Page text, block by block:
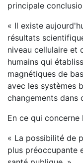
principale
« Il existe
résultats
niveau cellulaire et
humains qui
magnétiques de
avec les systèmes
changements dans
En ce qui
« La possibilité de
plus préoccupante